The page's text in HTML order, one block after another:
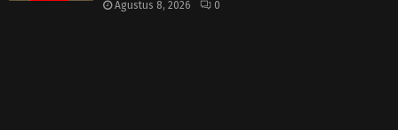
Agustus 8, 2026 0